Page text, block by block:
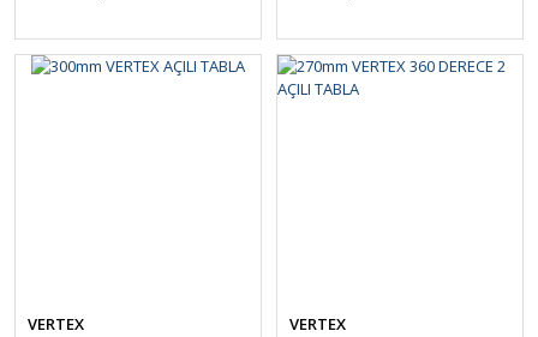
VERTEX
VERTEX